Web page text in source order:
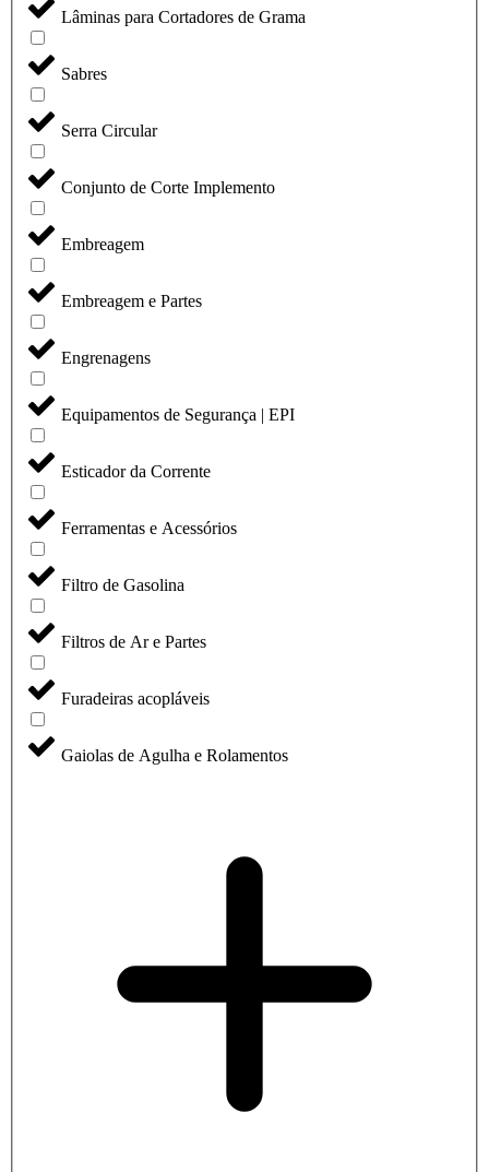
Lâminas para Cortadores de Grama
Sabres
Serra Circular
Conjunto de Corte Implemento
Embreagem
Embreagem e Partes
Engrenagens
Equipamentos de Segurança | EPI
Esticador da Corrente
Ferramentas e Acessórios
Filtro de Gasolina
Filtros de Ar e Partes
Furadeiras acopláveis
Gaiolas de Agulha e Rolamentos